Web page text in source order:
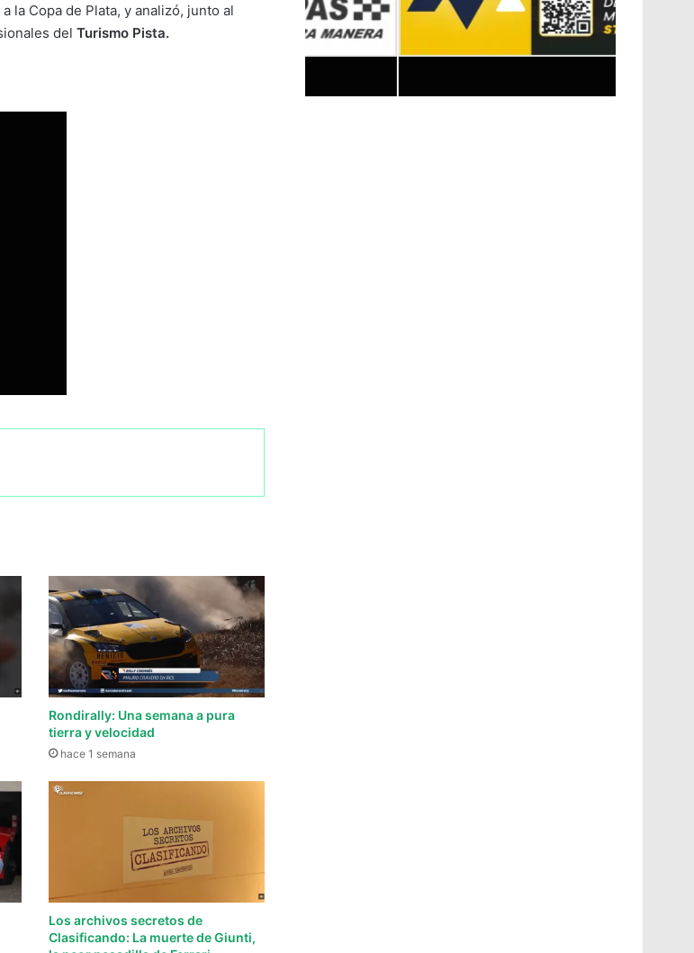
a la Copa de Plata, y analizó, junto al
del Turismo Pista.
Rondirally: Una semana a pura
tierra y velocidad
hace 1 semana
Los archivos secretos de
Clasificando: La muerte de Giunti,